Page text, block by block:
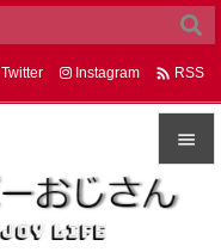


メニュ
Twitter Instagram  RSS